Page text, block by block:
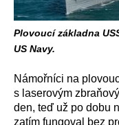
Plovoucí základna
US Navy.
Námořníci na
s laserovým
den, teď už po dobu
zatím fungoval bez